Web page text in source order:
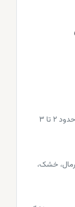
دوام تقریبی حس شادابی و لطافت پوست: حدود ۲ تا ۳
خشک،